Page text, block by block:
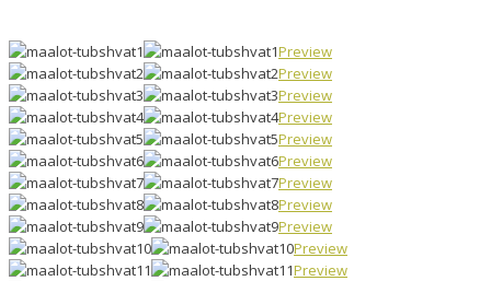
Preview
Preview
Preview
Preview
Preview
Preview
Preview
Preview
Preview
Preview
Preview